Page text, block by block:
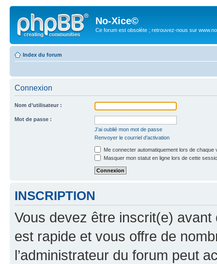
No-Xice©
Ce forum est obsolète ; retrouvez-nous sur
Index du forum
Connexion
Nom d’utilisateur :
Mot de passe :
J’ai oublié mon mot de passe
Renvoyer le courriel d’activation
Me connecter automatiquement lors de chaque
Masquer mon statut en ligne lors de cette
INSCRIPTION
Vous devez être inscrit(e) avant
est rapide et vous offre de
l’administrateur du forum peut